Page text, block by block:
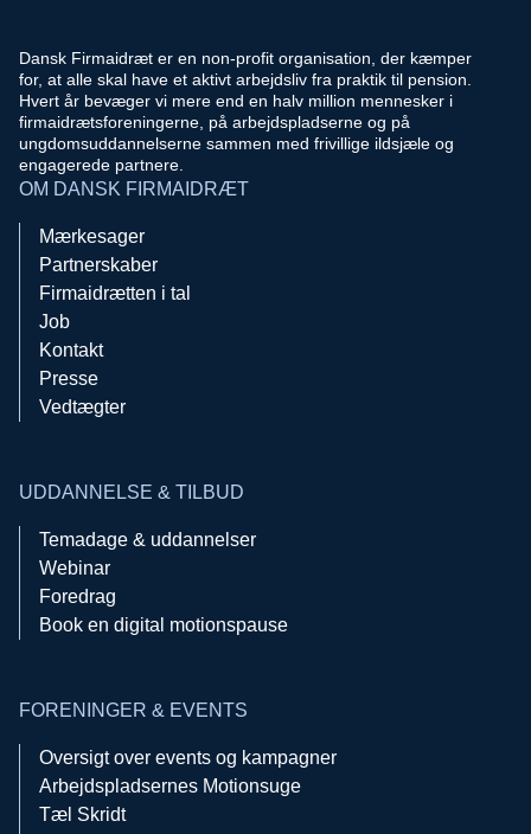
Dansk Firmaidræt er en non-profit organisation, der kæmper
for, at alle skal have et aktivt arbejdsliv fra praktik til pension.
Hvert år bevæger vi mere end en halv million mennesker i
firmaidrætsforeningerne, på arbejdspladserne og på
ungdomsuddannelserne sammen med frivillige ildsjæle og
engagerede partnere.
OM DANSK FIRMAIDRÆT
Mærkesager
Partnerskaber
Firmaidrætten i tal
Job
Kontakt
Presse
Vedtægter
UDDANNELSE & TILBUD
Temadage & uddannelser
Webinar
Foredrag
Book en digital motionspause
FORENINGER & EVENTS
Oversigt over events og kampagner
Arbejdspladsernes Motionsuge
Tæl Skridt